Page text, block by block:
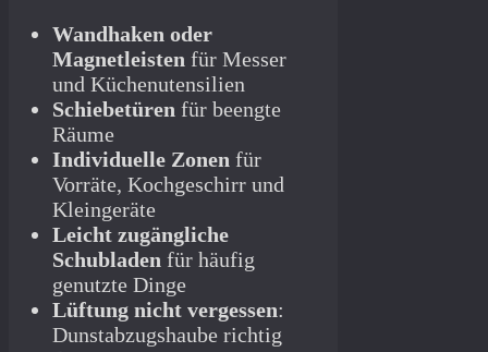
Wandhaken oder
Magnetleisten für Messer
und Küchenutensilien
Schiebetüren für beengte
Räume
Individuelle Zonen für
Vorräte, Kochgeschirr und
Kleingeräte
Leicht zugängliche
Schubladen für häufig
genutzte Dinge
Lüftung nicht vergessen:
Dunstabzugshaube richtig